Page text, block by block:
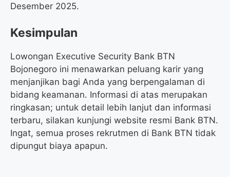
Desember 2025.
Kesimpulan
Lowongan Executive Security Bank BTN
Bojonegoro ini menawarkan peluang karir yang
menjanjikan bagi Anda yang berpengalaman di
bidang keamanan. Informasi di atas merupakan
ringkasan; untuk detail lebih lanjut dan informasi
terbaru, silakan kunjungi website resmi Bank BTN.
Ingat, semua proses rekrutmen di Bank BTN tidak
dipungut biaya apapun.